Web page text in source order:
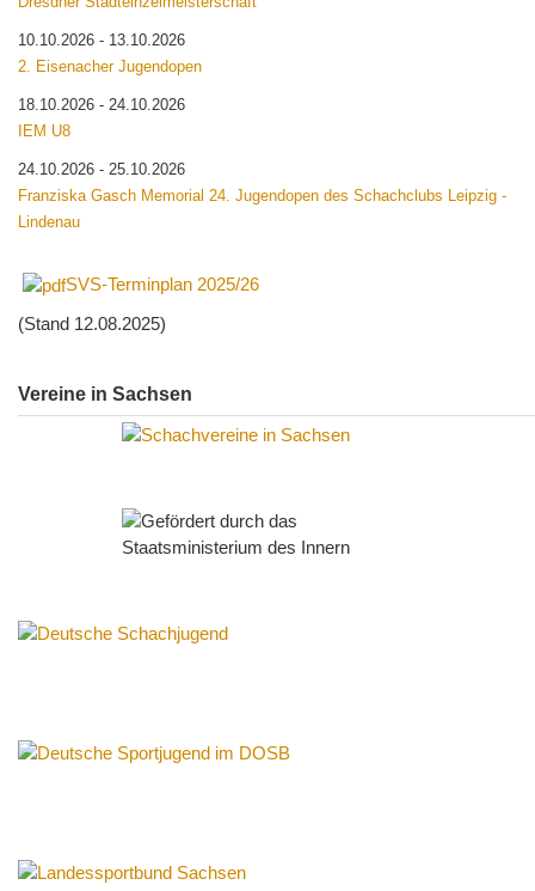
10.10.2026 - 13.10.2026
2. Eisenacher Jugendopen
18.10.2026 - 24.10.2026
IEM U8
24.10.2026 - 25.10.2026
Franziska Gasch Memorial 24. Jugendopen des Schachclubs Leipzig -
Lindenau
SVS-Terminplan 2025/26
(Stand 12.08.2025)
Vereine in Sachsen